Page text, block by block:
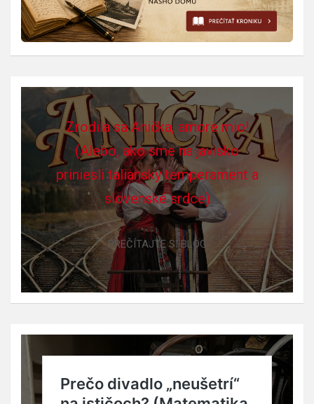
Zrodila sa Anička, amore mio!
(Alebo, ako sme na javisko
priniesli taliansky temperament a
slovenské srdce)
PREČÍTAJTE SI BLOG